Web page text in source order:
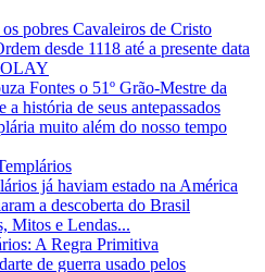
pobres Cavaleiros de Cristo
desde 1118 até a presente data
Fontes o 51º Grão-Mestre da
a história de seus antepassados
muito além do nosso tempo
já haviam estado na América
a descoberta do Brasil
Mitos e Lendas...
A Regra Primitiva
de guerra usado pelos